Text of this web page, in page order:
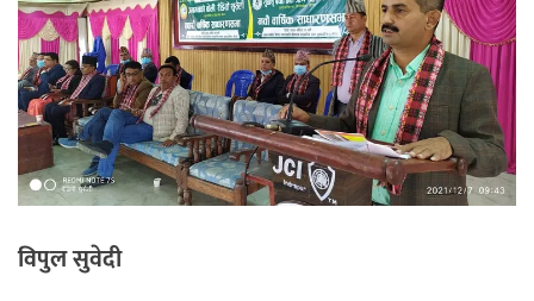
विपुल सुवेदी